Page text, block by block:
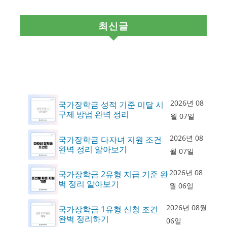
최신글
국가장학금 성적 기준 미달 시
구제 방법 완벽 정리
2026년 08
월 07일
국가장학금 다자녀 지원 조건
완벽 정리 알아보기
2026년 08
월 07일
국가장학금 2유형 지급 기준 완
벽 정리 알아보기
2026년 08
월 06일
국가장학금 1유형 신청 조건
완벽 정리하기
2026년 08월
06일